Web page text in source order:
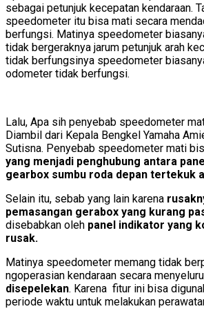
sebagai petunjuk kecepatan kendaraan.
speedometer itu bisa mati secara
berfungsi. Matinya speedometer
tidak bergeraknya jarum petunjuk arah
tidak berfungsinya speedometer
odometer tidak berfungsi.
Lalu, Apa sih penyebab speedometer
Diambil dari Kepala Bengkel Yamaha
Sutisna. Penyebab speedometer mati
yang menjadi penghubung antara
gearbox sumbu roda depan tertekuk
Selain itu, sebab yang lain karena
pemasangan gerabox yang kurang
disebabkan oleh panel indikator yang
rusak.
Matinya speedometer memang tidak
ngoperasian kendaraan secara
disepelekan. Karena fitur ini bisa
periode waktu untuk melakukan